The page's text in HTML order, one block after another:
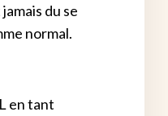
du se
normal.
en tant